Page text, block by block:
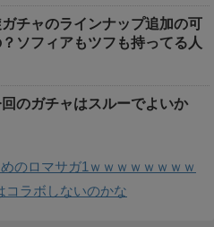
ガチャのラインナップ追加の可
ソフィアもツフも持ってる人
回のガチャはスルーでよいか
のロマサガ1ｗｗｗｗｗｗｗｗ
コラボしないのかな